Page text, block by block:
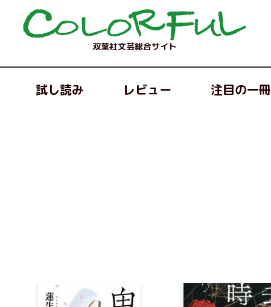
双葉社文芸総合サイト
試し読み レビュー 注目の一冊